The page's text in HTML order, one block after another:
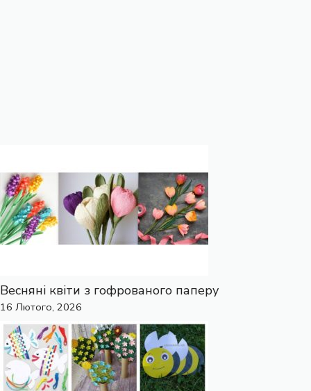
Весняні квіти з гофрованого паперу
16 Лютого, 2026